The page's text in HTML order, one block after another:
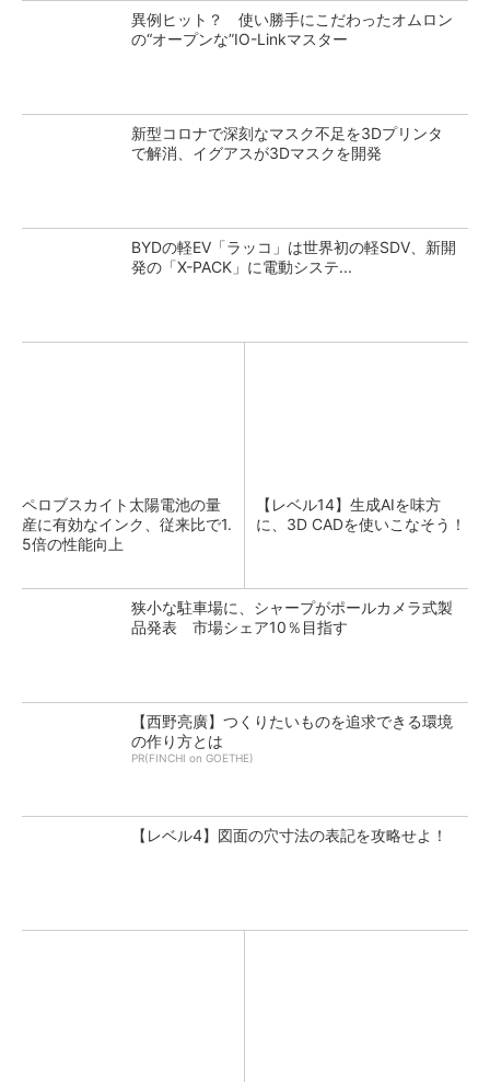
異例ヒット？ 使い勝手にこだわったオムロン
の“オープンな”IO-Linkマスター
新型コロナで深刻なマスク不足を3Dプリンタ
で解消、イグアスが3Dマスクを開発
BYDの軽EV「ラッコ」は世界初の軽SDV、新開
発の「X-PACK」に電動システ...
ペロブスカイト太陽電池の量
産に有効なインク、従来比で1.
5倍の性能向上
【レベル14】生成AIを味方
に、3D CADを使いこなそう！
狭小な駐車場に、シャープがポールカメラ式製
品発表 市場シェア10％目指す
【西野亮廣】つくりたいものを追求できる環境
の作り方とは
PR(FINCHI on GOETHE)
【レベル4】図面の穴寸法の表記を攻略せよ！